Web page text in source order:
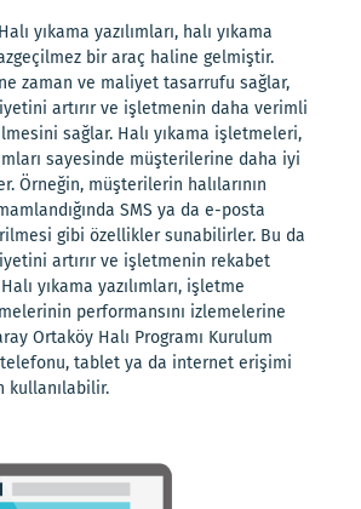
yıkama yazılımları, halı yıkama
bir araç haline gelmiştir.
zaman ve maliyet tasarrufu sağlar,
artırır ve işletmenin daha verimli
sağlar. Halı yıkama işletmeleri,
sayesinde müşterilerine daha iyi
Örneğin, müşterilerin halılarının
SMS ya da e-posta
gibi özellikler sunabilirler. Bu da
artırır ve işletmenin rekabet
yıkama yazılımları, işletme
performansını izlemelerine
Ortaköy Halı Programı Kurulum
telefonu, tablet ya da internet erişimi
kullanılabilir.